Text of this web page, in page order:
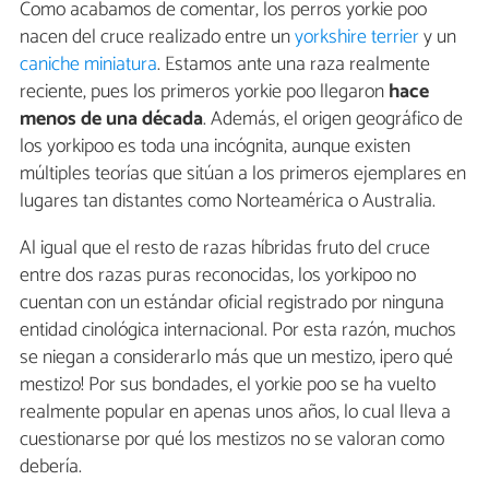
Como acabamos de comentar, los perros yorkie poo
nacen del cruce realizado entre unyorkshire terriery un
caniche miniatura. Estamos ante una raza realmente
reciente, pues los primeros yorkie poo llegaronhace
menos de una década. Además, el origen geográfico de
los yorkipoo es toda una incógnita, aunque existen
múltiples teorías que sitúan a los primeros ejemplares en
lugares tan distantes como Norteamérica o Australia.
Al igual que el resto de razas híbridas fruto del cruce
entre dos razas puras reconocidas, los yorkipoo no
cuentan con un estándar oficial registrado por ninguna
entidad cinológica internacional. Por esta razón, muchos
se niegan a considerarlo más que un mestizo, ¡pero qué
mestizo! Por sus bondades, el yorkie poo se ha vuelto
realmente popular en apenas unos años, lo cual lleva a
cuestionarse por qué los mestizos no se valoran como
debería.